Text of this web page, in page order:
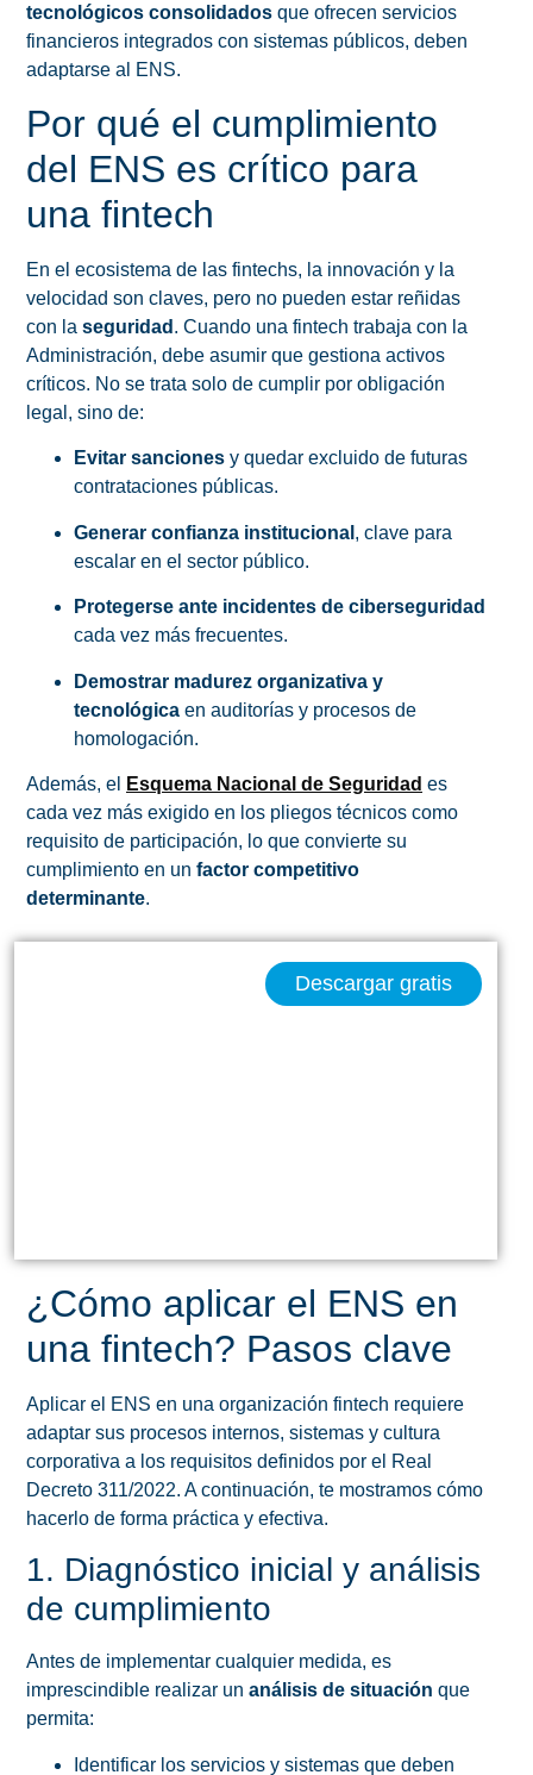
tecnológicos consolidados que ofrecen servicios
financieros integrados con sistemas públicos, deben
adaptarse al ENS.
Por qué el cumplimiento
del ENS es crítico para
una fintech
En el ecosistema de las fintechs, la innovación y la
velocidad son claves, pero no pueden estar reñidas
con la seguridad . Cuando una fintech trabaja con la
Administración, debe asumir que gestiona activos
críticos. No se trata solo de cumplir por obligación
legal, sino de:
Evitar sanciones y quedar excluido de futuras
contrataciones públicas.
Generar confianza institucional , clave para
escalar en el sector público.
Protegerse ante incidentes de ciberseguridad
cada vez más frecuentes.
Demostrar madurez organizativa y
tecnológica en auditorías y procesos de
homologación.
Además, el Esquema Nacional de Seguridad es
cada vez más exigido en los pliegos técnicos como
requisito de participación, lo que convierte su
cumplimiento en un factor competitivo
determinante.
Descargar gratis
¿Cómo aplicar el ENS en
una fintech? Pasos clave
Aplicar el ENS en una organización fintech requiere
adaptar sus procesos internos, sistemas y cultura
corporativa a los requisitos definidos por el Real
Decreto 311/2022. A continuación, te mostramos cómo
hacerlo de forma práctica y efectiva.
1. Diagnóstico inicial y análisis
de cumplimiento
Antes de implementar cualquier medida, es
imprescindible realizar un análisis de situación que
permita:
Identificar los servicios y sistemas que deben